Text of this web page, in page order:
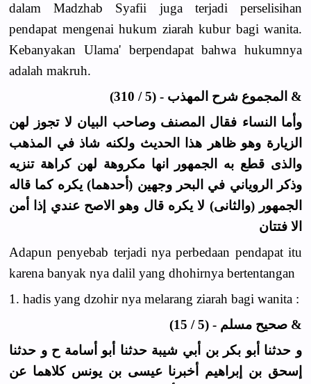
dalam Madzhab Syafii juga terjadi perselisihan
pendapat mengenai hukum ziarah kubur bagi wanita.
Kebanyakan Ulama' berpendapat bahwa hukumnya
adalah makruh.
& المجموع شرح المهذب - (5 / 310)
وأما النساء فقال المصنف وصاحب البيان لا تجوز لهن
الزيارة وهو ظاهر هذا الحديث ولكنه شاذ في المذهب
والذى قطع به الجمهور انها مكروهة لهن كراهة تنزيه
وذكر الروياني في البحر وجهين (أحدهما) يكره كما قاله
الجمهور (والثانى) لا يكره قال وهو الاصح عندي إذا أمن
الا فتتان
Adapun penyebab terjadi nya perbedaan pendapat itu
karena banyak nya dalil yang dhohirnya bertentangan
1. hadis yang dzohir nya melarang ziarah bagi wanita :
& صحيح مسلم - (5 / 15)
و حدثنا أبو بكر بن أبي شيبة حدثنا أبو أسامة ح و حدثنا
إسحق بن إبراهيم أخبرنا عيسى بن يونس كلاهما عن